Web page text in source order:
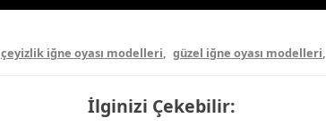
çeyizlik iğne oyası modelleri, güzel iğne oyası modelleri,
İlginizi Çekebilir: